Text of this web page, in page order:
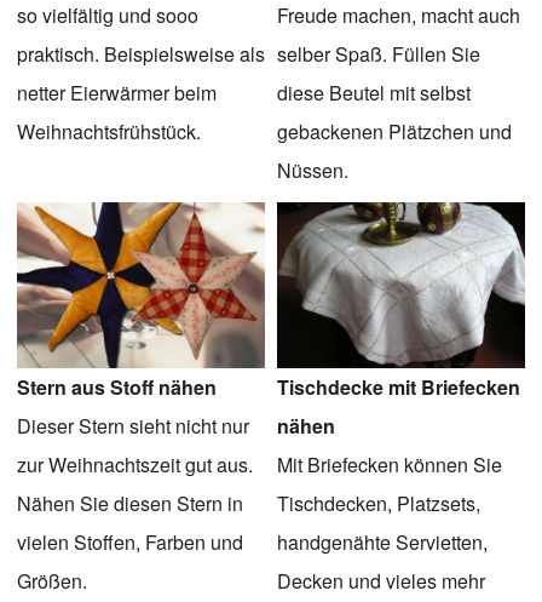
so vielfältig und sooo
praktisch. Beispielsweise als
netter Eierwärmer beim
Weihnachtsfrühstück.
Freude machen, macht auch
selber Spaß. Füllen Sie
diese Beutel mit selbst
gebackenen Plätzchen und
Nüssen.
Stern aus Stoff nähen
Dieser Stern sieht nicht nur
zur Weihnachtszeit gut aus.
Nähen Sie diesen Stern in
vielen Stoffen, Farben und
Größen.
Tischdecke mit Briefecken
nähen
Mit Briefecken können Sie
Tischdecken, Platzsets,
handgenähte Servietten,
Decken und vieles mehr